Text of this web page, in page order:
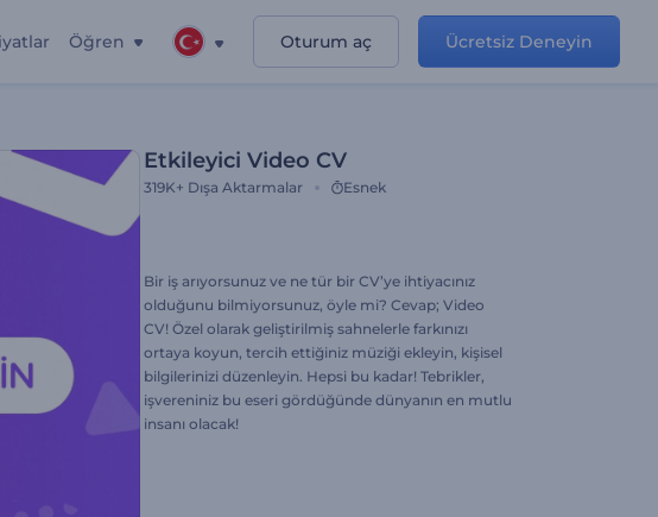
Öğren Oturum aç Ücretsiz Deneyin
Etkileyici Video CV
319K+ Dışa Aktarmalar Esnek
Bir iş arıyorsunuz ve ne tür bir CV’ye ihtiyacınız
olduğunu bilmiyorsunuz, öyle mi? Cevap; Video
CV! Özel olarak geliştirilmiş sahnelerle farkınızı
ortaya koyun, tercih ettiğiniz müziği ekleyin, kişisel
bilgilerinizi düzenleyin. Hepsi bu kadar! Tebrikler,
işvereniniz bu eseri gördüğünde dünyanın en mutlu
insanı olacak!